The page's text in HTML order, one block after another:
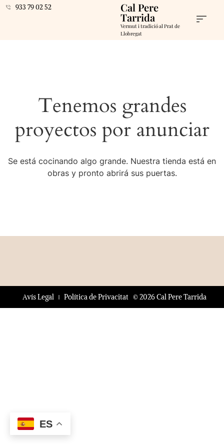
933 79 02 52 Cal Pere
Tarrida
Vermut i tradició al Prat de
Llobregat
Tenemos grandes
proyectos por anunciar
Se está cocinando algo grande. Nuestra tienda está en
obras y pronto abrirá sus puertas.
© 2026 Cal Pere Tarrida
Avís Legal Política de Privacitat
ES